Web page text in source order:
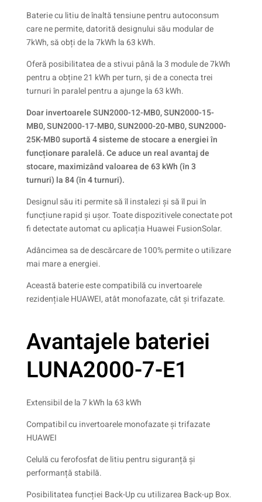
Baterie cu litiu de înaltă tensiune pentru autoconsum
care ne permite, datorită designului său modular de
7kWh, să obți de la 7kWh la 63 kWh.
Oferă posibilitatea de a stivui până la 3 module de 7kWh
pentru a obține 21 kWh per turn, și de a conecta trei
turnuri în paralel pentru a ajunge la 63 kWh.
Doar invertoarele SUN2000-12-MB0, SUN2000-15-
MB0, SUN2000-17-MB0, SUN2000-20-MB0, SUN2000-
25K-MB0 suportă 4 sisteme de stocare a energiei în
funcționare paralelă. Ce aduce un real avantaj de
stocare, maximizând valoarea de 63 kWh (în 3
turnuri) la 84 (în 4 turnuri).
Designul său iti permite să îl instalezi și să îl pui în
funcțiune rapid și ușor. Toate dispozitivele conectate pot
fi detectate automat cu aplicația Huawei FusionSolar.
Adâncimea sa de descărcare de 100% permite o utilizare
mai mare a energiei.
Această baterie este compatibilă cu invertoarele
rezidențiale HUAWEI, atât monofazate, cât și trifazate.
Avantajele bateriei
LUNA2000-7-E1
Extensibil de la 7 kWh la 63 kWh
Compatibil cu invertoarele monofazate și trifazate
HUAWEI
Celulă cu ferofosfat de litiu pentru siguranță și
performanță stabilă.
Posibilitatea funcției Back-Up cu utilizarea Back-up Box.